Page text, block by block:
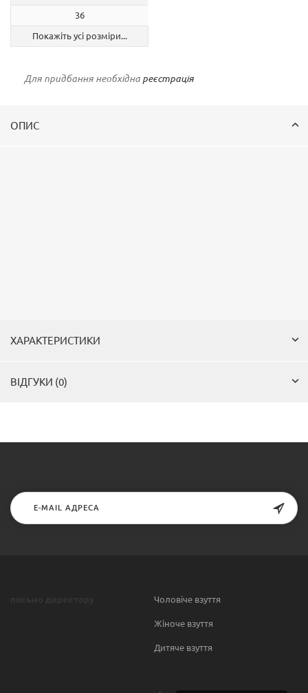
36
Покажіть усі розміри...
Для придбання необхідна реєстрація
ОПИС
ХАРАКТЕРИСТИКИ
ВІДГУКИ (0)
Чоловіче взуття
Жіноче взуття
Дитяче взуття